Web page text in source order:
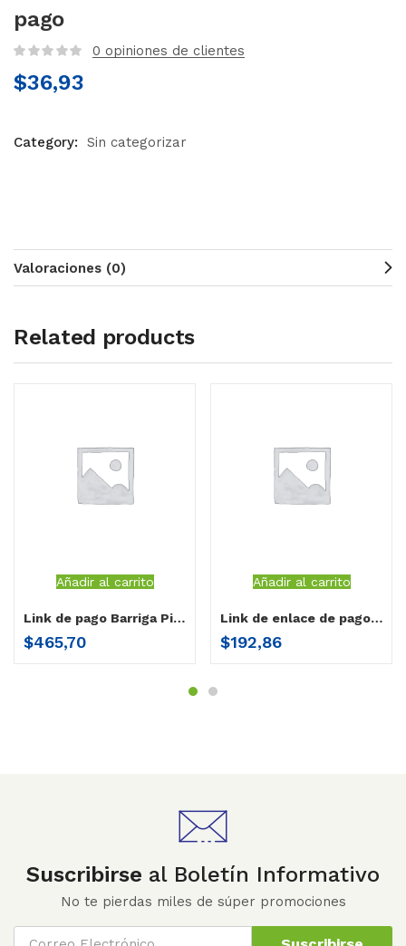
pago
0 opiniones de clientes
$36,93
Category: Sin categorizar
Valoraciones (0)
Related products
Añadir al carrito
Link de pago Barriga Piedra Alejandra 1/3
$465,70
Añadir al carrito
Link de enlace de pago – Elsa Espinoza Flores
$192,86
Suscribirse al Boletín Informativo
No te pierdas miles de súper promociones